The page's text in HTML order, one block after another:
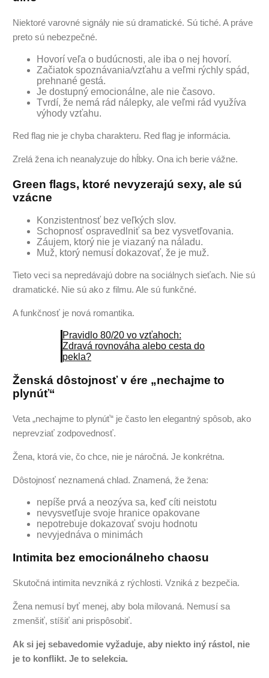
Niektoré varovné signály nie sú dramatické. Sú tiché. A práve
preto sú nebezpečné.
Hovorí veľa o budúcnosti, ale iba o nej hovorí.
Začiatok spoznávania/vzťahu a veľmi rýchly spád,
prehnané gestá.
Je dostupný emocionálne, ale nie časovo.
Tvrdí, že nemá rád nálepky, ale veľmi rád využíva
výhody vzťahu.
Red flag nie je chyba charakteru. Red flag je informácia.
Zrelá žena ich neanalyzuje do hĺbky. Ona ich berie vážne.
Green flags, ktoré nevyzerajú sexy, ale sú
vzácne
Konzistentnosť bez veľkých slov.
Schopnosť ospravedlniť sa bez vysvetľovania.
Záujem, ktorý nie je viazaný na náladu.
Muž, ktorý nemusí dokazovať, že je muž.
Tieto veci sa nepredávajú dobre na sociálnych sieťach. Nie sú
dramatické. Nie sú ako z filmu. Ale sú funkčné.
A funkčnosť je nová romantika.
Pravidlo 80/20 vo vzťahoch:
Zdravá rovnováha alebo cesta do
pekla?
Ženská dôstojnosť v ére „nechajme to
plynúť“
Veta „nechajme to plynúť“ je často len elegantný spôsob, ako
neprevziať zodpovednosť.
Žena, ktorá vie, čo chce, nie je náročná. Je konkrétna.
Dôstojnosť neznamená chlad. Znamená, že žena:
nepíše prvá a neozýva sa, keď cíti neistotu
nevysvetľuje svoje hranice opakovane
nepotrebuje dokazovať svoju hodnotu
nevyjednáva o minimách
Intimita bez emocionálneho chaosu
Skutočná intimita nevzniká z rýchlosti. Vzniká z bezpečia.
Žena nemusí byť menej, aby bola milovaná. Nemusí sa
zmenšiť, stíšiť ani prispôsobiť.
Ak si jej sebavedomie vyžaduje, aby niekto iný rástol, nie
je to konflikt. Je to selekcia.